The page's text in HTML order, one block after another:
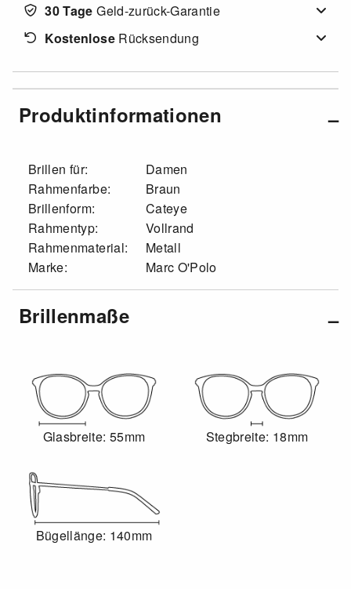
30 Tage Geld-zurück-Garantie
KostenloseRücksendung
Produktinformationen
Brillen für:
Damen
Rahmenfarbe:
Braun
Brillenform:
Cateye
Rahmentyp:
Vollrand
Rahmenmaterial:
Metall
Marke:
Marc O'Polo
Brillenmaße
Glasbreite: 55mm Stegbreite: 18mm
Bügellänge: 140mm